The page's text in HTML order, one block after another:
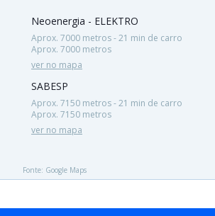
Neoenergia - ELEKTRO
Aprox. 7000 metros - 21 min de carro
Aprox. 7000 metros
ver no mapa
SABESP
Aprox. 7150 metros - 21 min de carro
Aprox. 7150 metros
ver no mapa
Fonte: Google Maps